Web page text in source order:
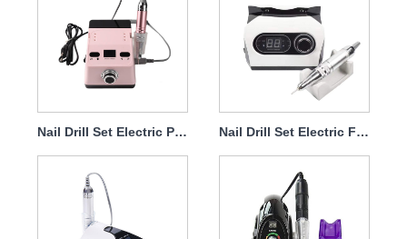
Nail Drill Set Electric Para Magtanggal ng Gel Polish 65w 35000rpm Nail Drill Set Electric File Professional 65w 35000rpm